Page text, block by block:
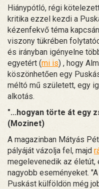
Hiánypótló, régi
kritika ezzel kezdi a
kézenfekvő téma
viszony tükrében
és irányban igényelne
egyetért (mi is) , hogy
köszönhetően egy
méltó mű született, egy
alkotás.
"...hogyan törte át egy
(Mozinet)
A magazinban Mátyás
pályáját vázolja fel, majd
megelevenedik az életút,
nagyobb eseményeket.
Puskást külföldön még